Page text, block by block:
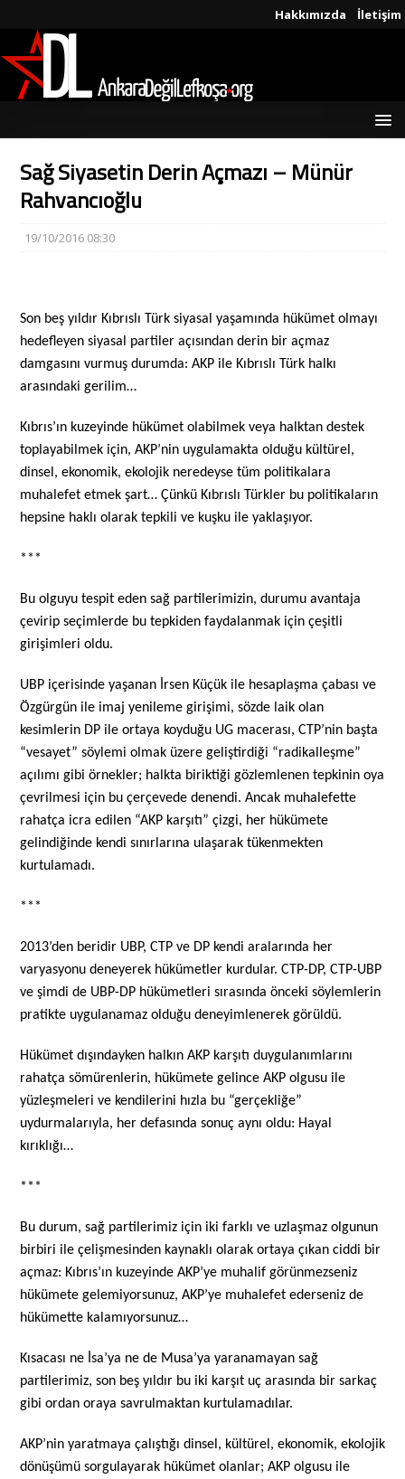
Hakkımızda İletişim
Sağ Siyasetin Derin Açmazı – Münür
Rahvancıoğlu
19/10/2016 08:30
Son beş yıldır Kıbrıslı Türk siyasal yaşamında hükümet olmayı
hedefleyen siyasal partiler açısından derin bir açmaz
damgasını vurmuş durumda: AKP ile Kıbrıslı Türk halkı
arasındaki gerilim…
Kıbrıs’ın kuzeyinde hükümet olabilmek veya halktan destek
toplayabilmek için, AKP’nin uygulamakta olduğu kültürel,
dinsel, ekonomik, ekolojik neredeyse tüm politikalara
muhalefet etmek şart… Çünkü Kıbrıslı Türkler bu politikaların
hepsine haklı olarak tepkili ve kuşku ile yaklaşıyor.
***
Bu olguyu tespit eden sağ partilerimizin, durumu avantaja
çevirip seçimlerde bu tepkiden faydalanmak için çeşitli
girişimleri oldu.
UBP içerisinde yaşanan İrsen Küçük ile hesaplaşma çabası ve
Özgürgün ile imaj yenileme girişimi, sözde laik olan
kesimlerin DP ile ortaya koyduğu UG macerası, CTP’nin başta
“vesayet” söylemi olmak üzere geliştirdiği “radikalleşme”
açılımı gibi örnekler; halkta biriktiği gözlemlenen tepkinin oya
çevrilmesi için bu çerçevede denendi. Ancak muhalefette
rahatça icra edilen “AKP karşıtı” çizgi, her hükümete
gelindiğinde kendi sınırlarına ulaşarak tükenmekten
kurtulamadı.
***
2013’den beridir UBP, CTP ve DP kendi aralarında her
varyasyonu deneyerek hükümetler kurdular. CTP-DP, CTP-UBP
ve şimdi de UBP-DP hükümetleri sırasında önceki söylemlerin
pratikte uygulanamaz olduğu deneyimlenerek görüldü.
Hükümet dışındayken halkın AKP karşıtı duygulanımlarını
rahatça sömürenlerin, hükümete gelince AKP olgusu ile
yüzleşmeleri ve kendilerini hızla bu “gerçekliğe”
uydurmalarıyla, her defasında sonuç aynı oldu: Hayal
kırıklığı…
***
Bu durum, sağ partilerimiz için iki farklı ve uzlaşmaz olgunun
birbiri ile çelişmesinden kaynaklı olarak ortaya çıkan ciddi bir
açmaz: Kıbrıs’ın kuzeyinde AKP’ye muhalif görünmezseniz
hükümete gelemiyorsunuz, AKP’ye muhalefet ederseniz de
hükümette kalamıyorsunuz…
Kısacası ne İsa’ya ne de Musa’ya yaranamayan sağ
partilerimiz, son beş yıldır bu iki karşıt uç arasında bir sarkaç
gibi ordan oraya savrulmaktan kurtulamadılar.
AKP’nin yaratmaya çalıştığı dinsel, kültürel, ekonomik, ekolojik
dönüşümü sorgulayarak hükümet olanlar; AKP olgusu ile